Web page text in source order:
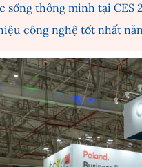
thông minh tại CES
công nghệ tốt nhất